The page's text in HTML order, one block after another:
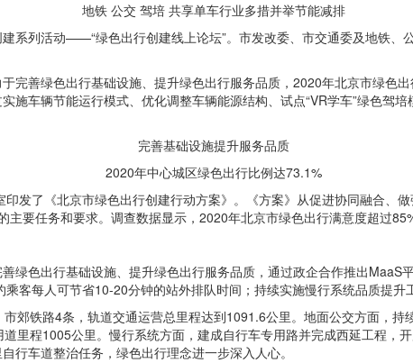
地铁 公交 驾培 共享单车行业多措并举节能减排
系列活动——“绿色出行创建线上论坛”。市发改委、市交通委及地铁、
完善绿色出行基础设施、提升绿色出行服务品质，2020年北京市绿色
施车辆节能运行模式、优化调整车辆能源结构、试点“VR学车”绿色驾
完善基础设施提升服务品质
2020年中心城区绿色出行比例达73.1%
发了《北京市绿色出行创建行动方案》。《方案》从促进协同融合、
要任务和要求。调查数据显示，2020年北京市绿色出行满意度超过
绿色出行基础设施、提升绿色出行服务品质，通过政企合作推出MaaS
客每人可节省10-20分钟的站外排队时间；持续实施慢行系统品质提升
郊铁路4条，轨道交通运营总里程达到1091.6公里。地面公交方面，
里程1005公里。慢行系统方面，建成自行车专用路并完成西延工程，
行车道整治任务，绿色出行理念进一步深入人心。